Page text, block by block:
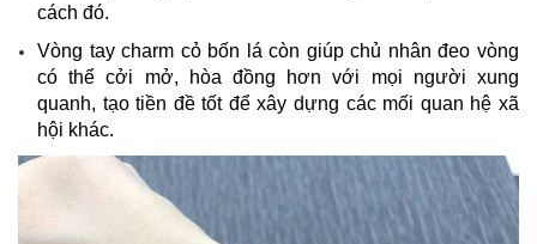
cách đó.​
Vòng tay charm cỏ bốn lá còn giúp chủ nhân đeo vòng
có thể cởi mở, hòa đồng hơn với mọi người xung
quanh, tạo tiền đề tốt để xây dựng các mối quan hệ xã
hội khác.​